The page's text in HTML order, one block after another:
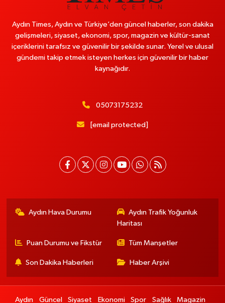
Aydın Times, Aydın ve Türkiye’den güncel haberler, son dakika
gelişmeleri, siyaset, ekonomi, spor, magazin ve kültür-sanat
içeriklerini tarafsız ve güvenilir bir şekilde sunar. Yerel ve ulusal
gündemi takip etmek isteyen herkes için güvenilir bir haber
kaynağıdır.
05073175232
[email protected]
Aydın Hava Durumu
Aydın Trafik Yoğunluk
Haritası
Puan Durumu ve Fikstür Tüm Manşetler
Son Dakika Haberleri Haber Arşivi
Aydın Güncel Siyaset Ekonomi Spor Sağlık Magazin